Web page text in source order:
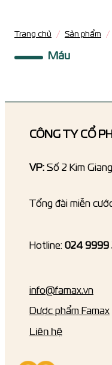
Trang chủ / Sản phẩm /
Máu
CÔNG TY CỔ
VP: Số 2 Kim
Tổng đài miễn
Hotline: 024 9999
info@famax.vn
Dược phẩm Famax
Liên hệ